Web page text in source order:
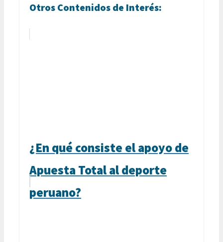
Otros Contenidos de Interés:
¿En qué consiste el apoyo de
Apuesta Total al deporte
peruano?